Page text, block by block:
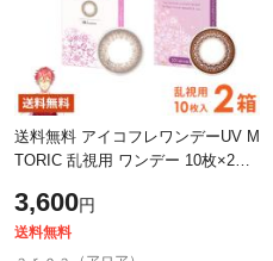
送料無料 アイコフレワンデーUV M
TORIC 乱視用 ワンデー 10枚×2箱
商品
3,600円
送料無料